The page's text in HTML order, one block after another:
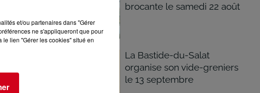
ariégeoise
aux
mesurées
brocante le samedi 22 août
La Bastide-du-Salat
organise son vide-greniers
le 13 septembre
et/ou partenaires dans "Gérer
ne s'appliqueront que pour
le lien "Gérer les cookies" situé en